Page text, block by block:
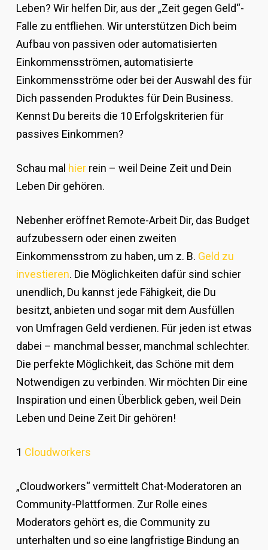
Leben? Wir helfen Dir, aus der „Zeit gegen Geld“-
Falle zu entfliehen. Wir unterstützen Dich beim
Aufbau von passiven oder automatisierten
Einkommensströmen, automatisierte
Einkommensströme oder bei der Auswahl des für
Dich passenden Produktes für Dein Business.
Kennst Du bereits die 10 Erfolgskriterien für
passives Einkommen?
Schau mal hierrein – weil Deine Zeit und Dein
Leben Dir gehören.
Nebenher eröffnet Remote-Arbeit Dir, das Budget
aufzubessern oder einen zweiten
Einkommensstrom zu haben, um z. B. Geld zu
investieren. Die Möglichkeiten dafür sind schier
unendlich, Du kannst jede Fähigkeit, die Du
besitzt, anbieten und sogar mit dem Ausfüllen
von Umfragen Geld verdienen. Für jeden ist etwas
dabei – manchmal besser, manchmal schlechter.
Die perfekte Möglichkeit, das Schöne mit dem
Notwendigen zu verbinden. Wir möchten Dir eine
Inspiration und einen Überblick geben, weil Dein
Leben und Deine Zeit Dir gehören!
1 Cloudworkers
„Cloudworkers“ vermittelt Chat-Moderatoren an
Community-Plattformen. Zur Rolle eines
Moderators gehört es, die Community zu
unterhalten und so eine langfristige Bindung an